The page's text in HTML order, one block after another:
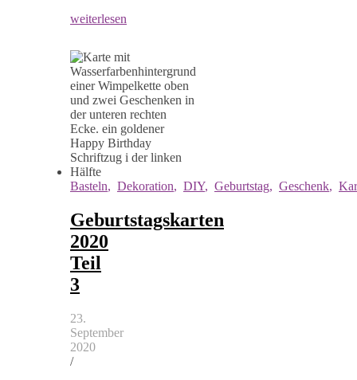
weiterlesen
Basteln, Dekoration, DIY, Geburtstag, Geschenk,
Geburtstagskarten
2020
Teil
3
23.
September
2020
/